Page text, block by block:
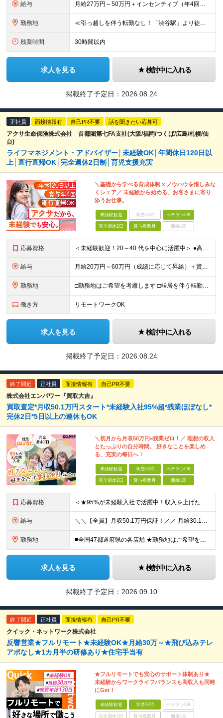
給与 月給27万円～50万円＋インセンティブ（年4回／社内規定による）＋業績賞与（年1回） ※固定残業代(月35時間分/58,000円~)を含みます。超過分は別途支給。 ※残業平均時間：25時間以内 ※経験
勤務地 ≪引っ越しを伴う転勤なし！「渋谷駅」より徒歩5分≫ 【東京本社】 東京都渋谷区渋谷2丁目16-1 Daiwa渋谷宮益坂ビル5階 (変更の範囲)上記を除く当社関連勤務地
残業時間 30時間以内
求人を見る 検討中に入れる
掲載終了予定日： 2026.08.24
正社員 面接情報有 自己PR不要 話を聞きたい応募可
アクサ生命保険株式会社 首都圏第七FA支社(大阪/福岡/つくば/広島/札幌/仙
台)
ライフマネジメント・アドバイザー│未経験OK│年間休日120日以
上│直行直帰OK│完全週休2日制│育児支援充実
＼基礎から学べる育成体制 × ノウハウを惜しみな
くシェア／ 未経験から始める、お客さまに寄り
添うお仕事。
未経験歓迎 学歴不問 ベテランOK
完全週休2日 賞与複数月 面接1回
応募資格 ＜未経験歓迎！20～40 代を中心に活躍中＞ ●高卒以上 ●業界・業種未経験OK <こんな方を歓迎します> ・公私ともに生涯活かせる専門知識を身につけたい方 ・ライフステージが変わってもキャリアを築
給与 月給20万円～60万円（成績に応じて昇給）＋賞与年4回 ※前職給与・経験・年齢・能力を考慮の上、決定します ※試用期間3ヶ月あり（期間中の待遇に変更なし） ※入社後2年間は、研修期間として初期補給制
勤務地 □勤務地はご希望を考慮します □転居を伴う転勤はありません ●首都圏第七FA支社 東京都港区虎ノ門3-17-1 TOKYU REIT虎ノ門ビル4F ​●つくばFA支社 茨城県つくば市竹園1-6
働き方 リモートワークOK
求人を見る 検討中に入れる
掲載終了予定日： 2026.08.24
終了間近 正社員 面接情報有 自己PR不要
株式会社エンパワー『買取大吉』
買取査定*月収50.1万円スタート*未経験入社95%超*残業ほぼなし*
完休2日*5日以上の連休もOK
＼初月から月収50万円×残業ゼロ！／ 理想の収入
とたっぷりの自分時間。 好きなことを楽しめ
る、充実の毎日へ！
未経験歓迎 学歴不問 ベテランOK
完全週休2日 賞与複数月 面接1回
応募資格 ＜★95%が未経験入社で活躍中！収入を上げたい・新しいスキルを身につけたい方、大歓迎！★＞ ◆学歴不問・第二新卒歓迎 ◆社会人経験1年以上 ★100％人柄、意欲重視の採用です 「新しい環境でスタート
給与 ＼＼【全員】月収50.1万円保証！／／ 月給30.1万円＋インセン＋特別手当20万円(半年間)＋賞与 ※経験者は優遇いたします（研修も免除の場合有） ※固定残業代:7万4000円以上/月45時間分
勤務地 ■全国47都道府県の各店舗 ★勤務地はご希望を考慮の上、決定します ★今後も店舗を全国に拡大していきます ★U・Iターン歓迎（社宅あり） ★マイカー通勤OK（地域により規定あり。詳細はお問合せくださ
求人を見る 検討中に入れる
掲載終了予定日： 2026.09.10
終了間近 正社員 面接情報有 自己PR不要
クイック・ネットワーク株式会社
反響営業★フルリモート★未経験OK★月給30万～★飛び込みテレ
アポなし★1カ月半の研修あり★住宅手当有
★フルリモートでも安心のサポート体制あり★
未経験からワークライフバランスも高収入も同時
にGet！
未経験歓迎 学歴不問 ベテランOK
完全週休2日 賞与複数月 面接1回